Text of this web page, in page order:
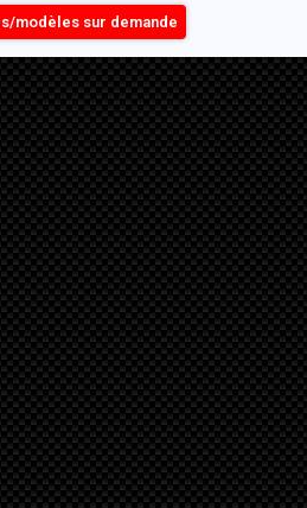
modèles sur demande